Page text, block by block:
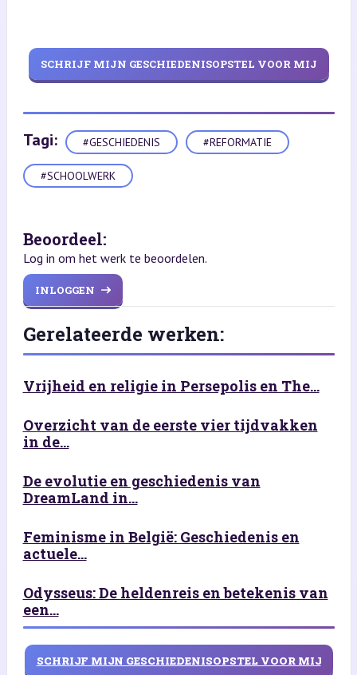
SCHRIJF MIJN GESCHIEDENISOPSTEL VOOR MIJ
Tagi: #GESCHIEDENIS #REFORMATIE
#SCHOOLWERK
Beoordeel:
Log in om het werk te beoordelen.
INLOGGEN
Gerelateerde werken:
Vrijheid en religie in Persepolis en The...
Overzicht van de eerste vier tijdvakken
in de...
De evolutie en geschiedenis van
DreamLand in...
Feminisme in België: Geschiedenis en
actuele...
Odysseus: De heldenreis en betekenis van
een...
SCHRIJF MIJN GESCHIEDENISOPSTEL VOOR MIJ